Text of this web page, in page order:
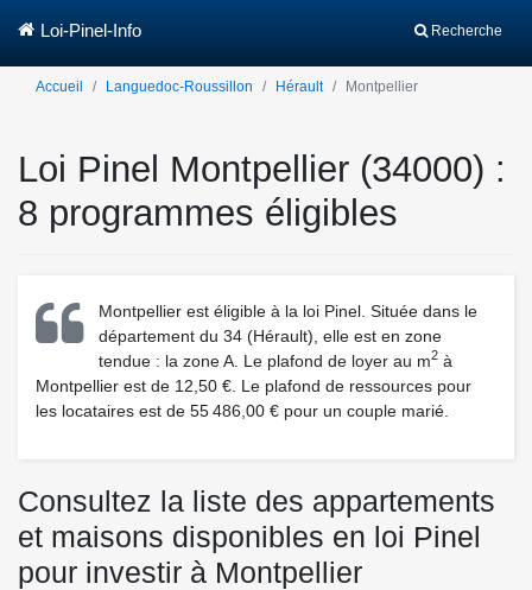
Recherche
Loi-Pinel-Info
Accueil Languedoc-Roussillon Hérault Montpellier
Loi Pinel Montpellier (34000) :
8 programmes éligibles
Montpellier est éligible à la loi Pinel. Située dans le
département du 34 (Hérault), elle est en zone
tendue : la zone A. Le plafond de loyer au m2à
Montpellier est de 12,50 €. Le plafond de ressources pour
les locataires est de 55 486,00 € pour un couple marié.
Consultez la liste des appartements
et maisons disponibles en loi Pinel
pour investir à Montpellier